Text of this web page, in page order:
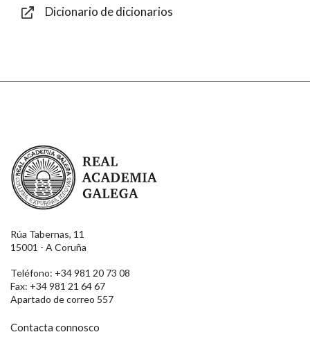
Dicionario de dicionarios
Real Academia Galega
Rúa Tabernas, 11
15001 - A Coruña
Teléfono: +34 981 20 73 08
Fax: +34 981 21 64 67
Apartado de correo 557
Contacta connosco